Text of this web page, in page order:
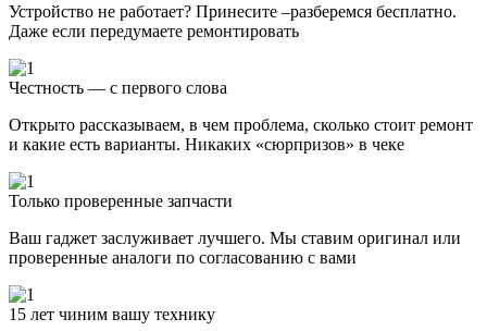
Устройство не работает? Принесите –разберемся бесплатно.
Даже если передумаете ремонтировать
Честность — с первого слова
Открыто рассказываем, в чем проблема, сколько стоит ремонт
и какие есть варианты. Никаких «сюрпризов» в чеке
Только проверенные запчасти
Ваш гаджет заслуживает лучшего. Мы ставим оригинал или
проверенные аналоги по согласованию с вами
15 лет чиним вашу технику